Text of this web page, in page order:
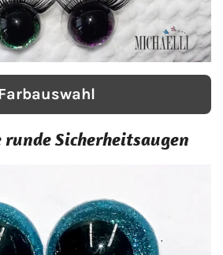
runde Sicherheitsaugen